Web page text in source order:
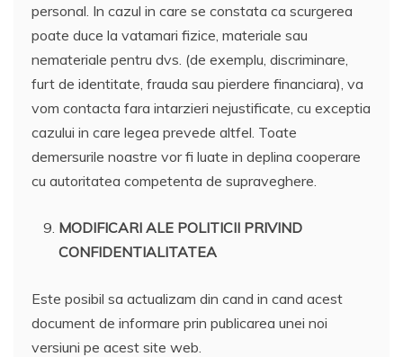
personal. In cazul in care se constata ca scurgerea
poate duce la vatamari fizice, materiale sau
nemateriale pentru dvs. (de exemplu, discriminare,
furt de identitate, frauda sau pierdere financiara), va
vom contacta fara intarzieri nejustificate, cu exceptia
cazului in care legea prevede altfel. Toate
demersurile noastre vor fi luate in deplina cooperare
cu autoritatea competenta de supraveghere.
MODIFICARI ALE POLITICII PRIVIND
CONFIDENTIALITATEA
Este posibil sa actualizam din cand in cand acest
document de informare prin publicarea unei noi
versiuni pe acest site web.